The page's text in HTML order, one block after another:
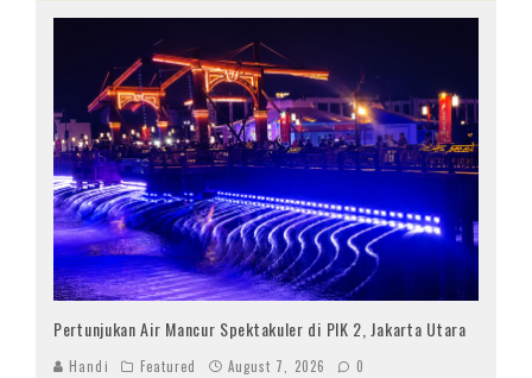
Pertunjukan Air Mancur Spektakuler di PIK 2, Jakarta Utara
Handi Featured August 7, 2026 0